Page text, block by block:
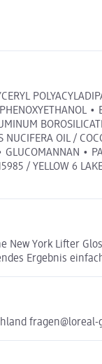
NUCIFERA OIL /
GLUCOMANNAN
/ YELLOW 6
York Lifter
Ergebnis